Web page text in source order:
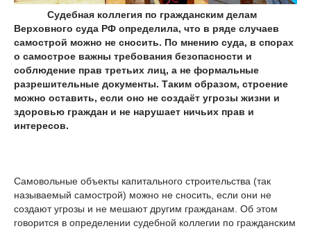
Судебная коллегия по гражданским делам
Верховного суда РФ определила, что в ряде случаев
самострой можно не сносить. По мнению суда, в спорах
о самострое важны требования безопасности и
соблюдение прав третьих лиц, а не формальные
разрешительные документы. Таким образом, строение
можно оставить, если оно не создаёт угрозы жизни и
здоровью граждан и не нарушает ничьих прав и
интересов.
Самовольные объекты капитального строительства (так
называемый самострой) можно не сносить, если они не
создают угрозы и не мешают другим гражданам. Об этом
говорится в определении судебной коллегии по гражданским